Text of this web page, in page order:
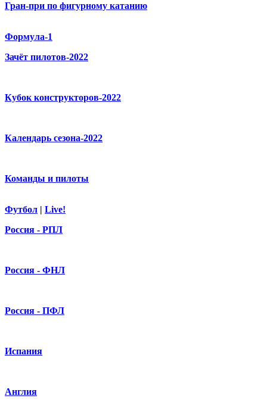
Гран-при по фигурному катанию
Формула-1
Зачёт пилотов-2022
Кубок конструкторов-2022
Календарь сезона-2022
Команды и пилоты
Футбол | Live!
Россия - РПЛ
Россия - ФНЛ
Россия - ПФЛ
Испания
Англия